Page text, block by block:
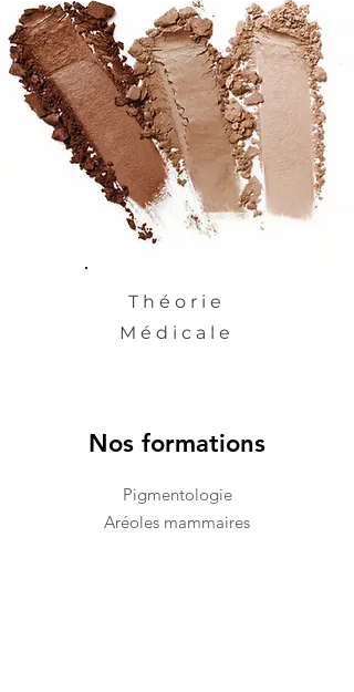
Théorie
​Médicale
Nos formations
Pigmentologie
Aréoles mammaire​s